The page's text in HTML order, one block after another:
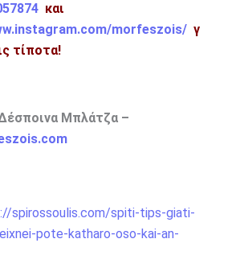
και
morfeszois/ γ
τίποτα!
Μπλάτζα –
spirossoulis.com/spiti-tips-giati-
pote-katharo-oso-kai-an-